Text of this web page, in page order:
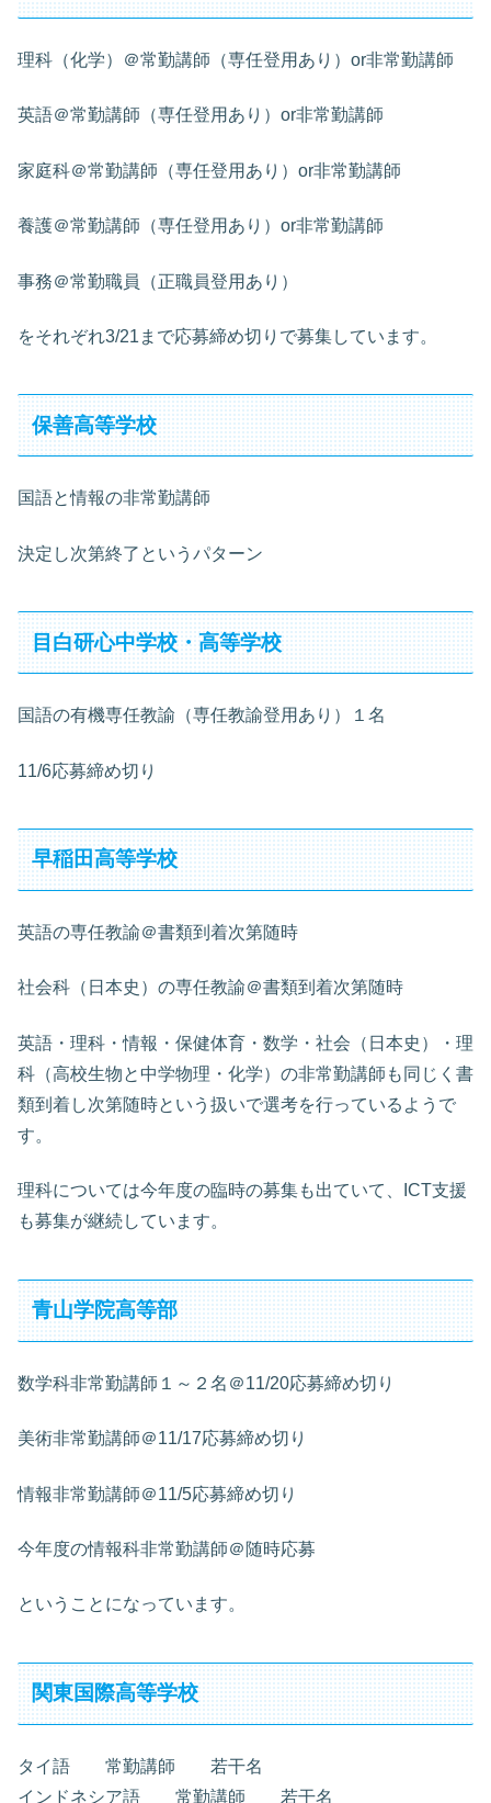
理科（化学）＠常勤講師（専任登用あり）or非常勤講師
英語＠常勤講師（専任登用あり）or非常勤講師
家庭科＠常勤講師（専任登用あり）or非常勤講師
養護＠常勤講師（専任登用あり）or非常勤講師
事務＠常勤職員（正職員登用あり）
をそれぞれ3/21まで応募締め切りで募集しています。
保善高等学校
国語と情報の非常勤講師
決定し次第終了というパターン
目白研心中学校・高等学校
国語の有機専任教諭（専任教諭登用あり）１名
11/6応募締め切り
早稲田高等学校
英語の専任教諭＠書類到着次第随時
社会科（日本史）の専任教諭＠書類到着次第随時
英語・理科・情報・保健体育・数学・社会（日本史）・理
科（高校生物と中学物理・化学）の非常勤講師も同じく書
類到着し次第随時という扱いで選考を行っているようで
す。
理科については今年度の臨時の募集も出ていて、ICT支援
も募集が継続しています。
青山学院高等部
数学科非常勤講師１～２名＠11/20応募締め切り
美術非常勤講師＠11/17応募締め切り
情報非常勤講師＠11/5応募締め切り
今年度の情報科非常勤講師＠随時応募
ということになっています。
関東国際高等学校
タイ語 常勤講師 若干名
インドネシア語 常勤講師 若干名